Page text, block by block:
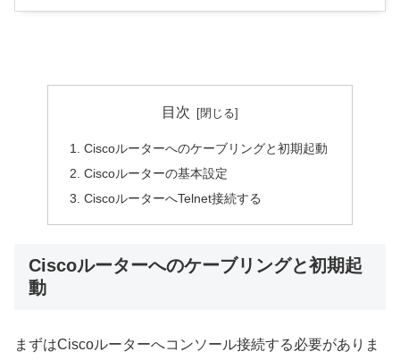
目次
Ciscoルーターへのケーブリングと初期起動
Ciscoルーターの基本設定
CiscoルーターへTelnet接続する
Ciscoルーターへのケーブリングと初期起
動
まずはCiscoルーターへコンソール接続する必要がありま